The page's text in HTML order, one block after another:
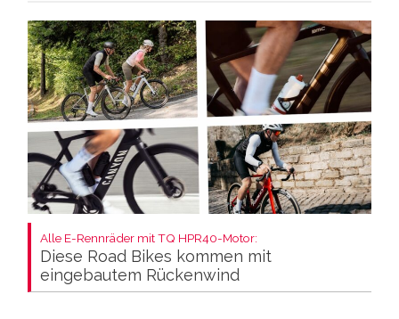
Alle E-Rennräder mit TQ HPR40-Motor:
Diese Road Bikes kommen mit
eingebautem Rückenwind